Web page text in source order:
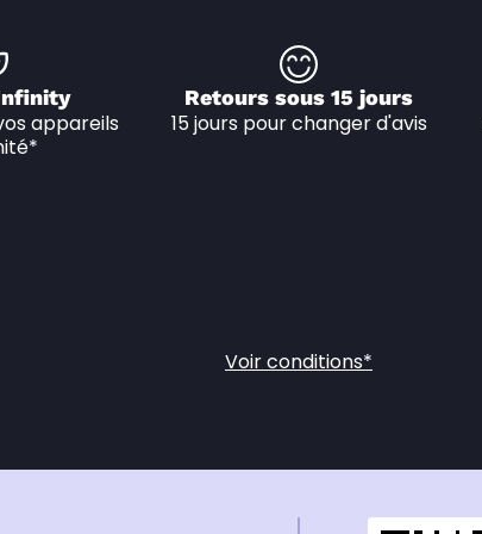
appareils
Retours sous 15 jours
15 jours pour changer d'avis
Voir conditions*